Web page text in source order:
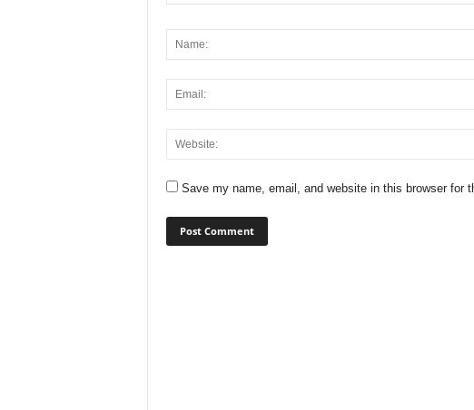
Save my name, email, and website in this browser for